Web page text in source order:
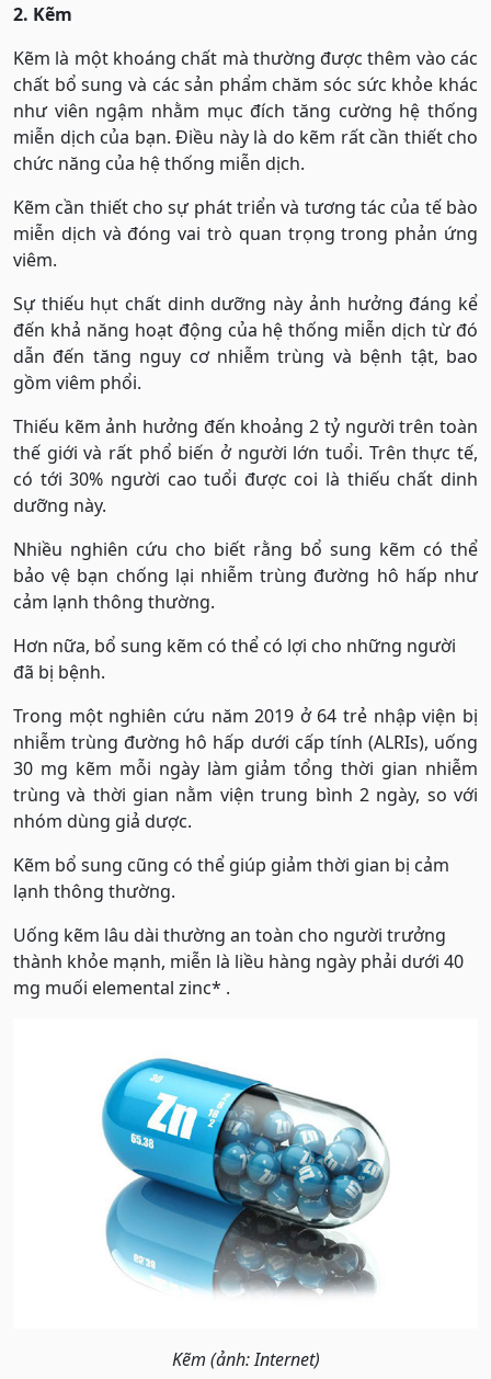
2. Kẽm
Kẽm là một khoáng chất mà thường được thêm vào các
chất bổ sung và các sản phẩm chăm sóc sức khỏe khác
như viên ngậm nhằm mục đích tăng cường hệ thống
miễn dịch của bạn. Điều này là do kẽm rất cần thiết cho
chức năng của hệ thống miễn dịch.
Kẽm cần thiết cho sự phát triển và tương tác của tế bào
miễn dịch và đóng vai trò quan trọng trong phản ứng
viêm.
Sự thiếu hụt chất dinh dưỡng này ảnh hưởng đáng kể
đến khả năng hoạt động của hệ thống miễn dịch từ đó
dẫn đến tăng nguy cơ nhiễm trùng và bệnh tật, bao
gồm viêm phổi.
Thiếu kẽm ảnh hưởng đến khoảng 2 tỷ người trên toàn
thế giới và rất phổ biến ở người lớn tuổi. Trên thực tế,
có tới 30% người cao tuổi được coi là thiếu chất dinh
dưỡng này.
Nhiều nghiên cứu cho biết rằng bổ sung kẽm có thể
bảo vệ bạn chống lại nhiễm trùng đường hô hấp như
cảm lạnh thông thường.
Hơn nữa, bổ sung kẽm có thể có lợi cho những người
đã bị bệnh.
Trong một nghiên cứu năm 2019 ở 64 trẻ nhập viện bị
nhiễm trùng đường hô hấp dưới cấp tính (ALRIs), uống
30 mg kẽm mỗi ngày làm giảm tổng thời gian nhiễm
trùng và thời gian nằm viện trung bình 2 ngày, so với
nhóm dùng giả dược.
Kẽm bổ sung cũng có thể giúp giảm thời gian bị cảm
lạnh thông thường.
Uống kẽm lâu dài thường an toàn cho người trưởng
thành khỏe mạnh, miễn là liều hàng ngày phải dưới 40
mg muối elemental zinc* .
Kẽm (ảnh: Internet)